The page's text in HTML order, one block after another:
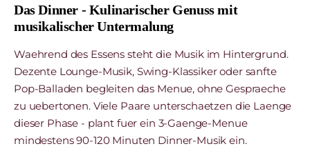
Das Dinner - Kulinarischer Genuss mit
musikalischer Untermalung
Waehrend des Essens steht die Musik im Hintergrund.
Dezente Lounge-Musik, Swing-Klassiker oder sanfte
Pop-Balladen begleiten das Menue, ohne Gespraeche
zu uebertonen. Viele Paare unterschaetzen die Laenge
dieser Phase - plant fuer ein 3-Gaenge-Menue
mindestens 90-120 Minuten Dinner-Musik ein.